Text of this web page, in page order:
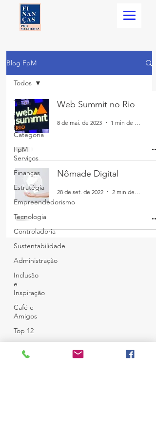
Blog FpM
Todos
Índice
por
Categoria
FpM
Serviços
Finanças
Estratégia
Empreendedorismo
Tecnologia
Controladoria
Sustentabilidade
Administração
Inclusão
e
Inspiração
Café e
Amigos
Top 12
Todos
Web Summit no Rio
8 de mai. de 2023
Nômade Digital
28 de set. de 2022